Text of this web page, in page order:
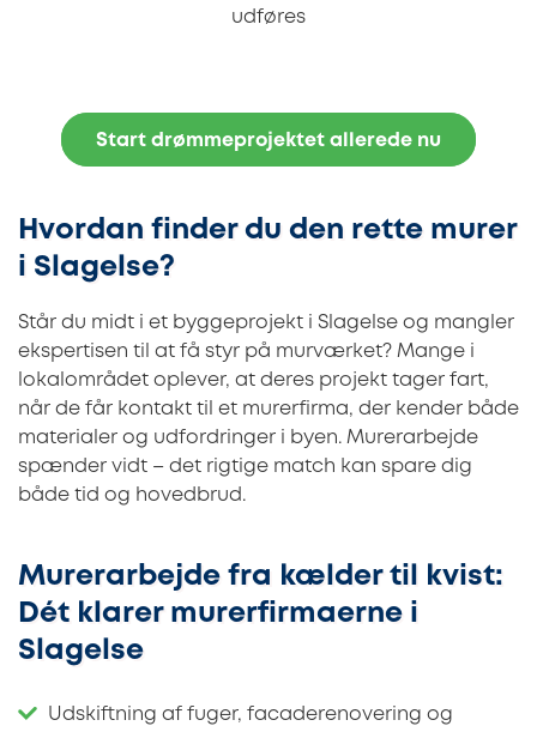
udføres
Start drømmeprojektet allerede nu
Hvordan finder du den rette murer
i Slagelse?
Står du midt i et byggeprojekt i Slagelse og mangler
ekspertisen til at få styr på murværket? Mange i
lokalområdet oplever, at deres projekt tager fart,
når de får kontakt til et murerfirma, der kender både
materialer og udfordringer i byen. Murerarbejde
spænder vidt – det rigtige match kan spare dig
både tid og hovedbrud.
Murerarbejde fra kælder til kvist:
Dét klarer murerfirmaerne i
Slagelse
Udskiftning af fuger, facaderenovering og